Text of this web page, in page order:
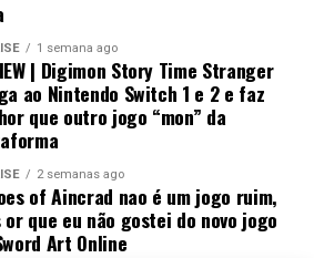
em relação às versões de
entregando uma experiência
mais potentes.
1 semana ago
| Digimon Story Time Stranger
ao Nintendo Switch 1 e 2 e faz
que outro jogo “mon” da
2 semanas ago
of Aincrad nao é um jogo ruim,
or que eu não gostei do novo jogo
Art Online